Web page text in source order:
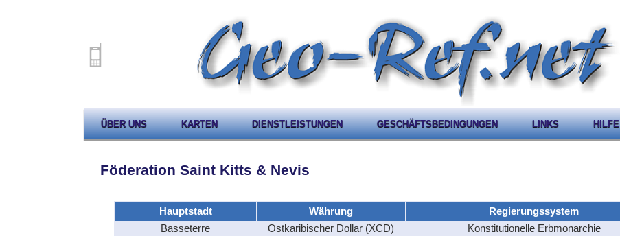
ÜBER UNS KARTEN DIENSTLEISTUNGEN GESCHÄFTSBEDINGUNGEN LINKS HILFE
Föderation Saint Kitts & Nevis
Hauptstadt Währung
Regierungssystem
Basseterre
Ostkaribischer Dollar (XCD)
Konstitutionelle Erbmonarchie